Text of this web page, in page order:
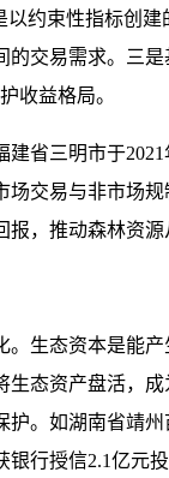
约束性指标创
交易需求。三
收益格局。
省三明市于
交易与非市场
，推动森林资
生态资本是能
态资产盘活，
。如湖南省靖
行授信2.1亿